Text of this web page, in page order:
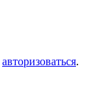
авторизоваться.